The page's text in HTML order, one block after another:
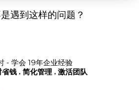
遇到这样的问题？
- 学会 19年企业经验
钱 . 简化管理 . 激活团队